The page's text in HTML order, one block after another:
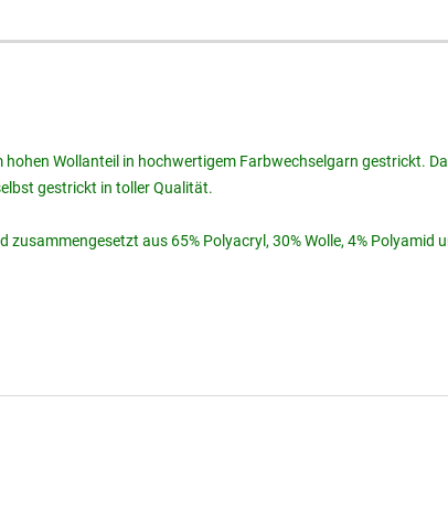
Wollanteil in hochwertigem Farbwechselgarn gestrickt.
gestrickt in toller Qualität.
aus 65% Polyacryl, 30% Wolle, 4% Polyamid